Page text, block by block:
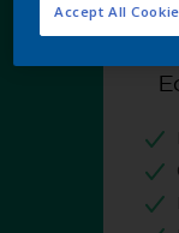
Accept All